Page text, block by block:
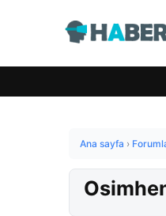
Ana sayfa ›